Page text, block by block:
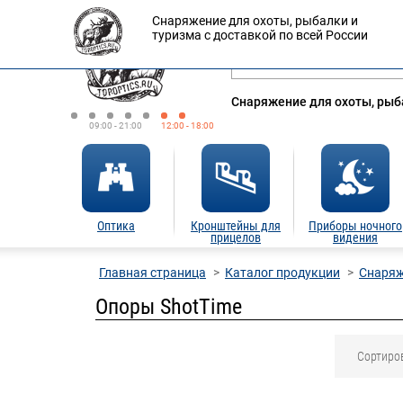
09:00 - 21:00 12:00 - 18:00
Оплата Доставка
Снаряжение для охоты,
Оптика
Кронштейны для
прицелов
Приборы ночного
видения
Снаряжение для охоты, рыбалки и
туризма с доставкой по всей России
Главная страница Каталог продукции
Опоры ShotTime